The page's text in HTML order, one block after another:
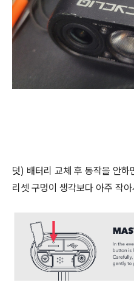
덧) 배터리 교체 후 동작을 안하
리셋 구멍이 생각보다 아주 작